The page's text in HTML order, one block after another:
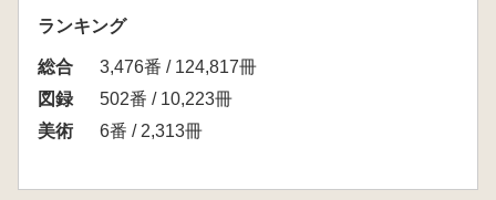
(濱田恒志)
図版
解説
参考文献
ランキング
総合
3,476番 / 124,817冊
図録
502番 / 10,223冊
美術
6番 / 2,313冊